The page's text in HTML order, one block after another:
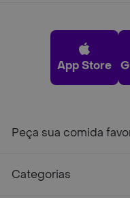
App Store
Peça sua comida
Categorias